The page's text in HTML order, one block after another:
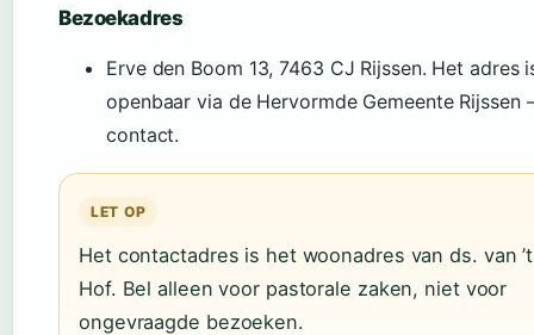
Bezoekadres
Erve den Boom 13, 7463 CJ Rijssen. Het adres
openbaar via de Hervormde Gemeente Rijssen
contact.
LET OP
Het contactadres is het woonadres van ds. van ’t
Hof. Bel alleen voor pastorale zaken, niet voor
ongevraagde bezoeken.